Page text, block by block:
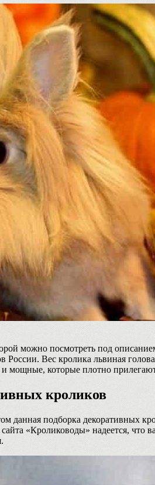
можно посмотреть под
Вес кролика львиная голова
мощные, которые плотно
кроликов
данная подборка декоративных
«Кролиководы» надеется, что